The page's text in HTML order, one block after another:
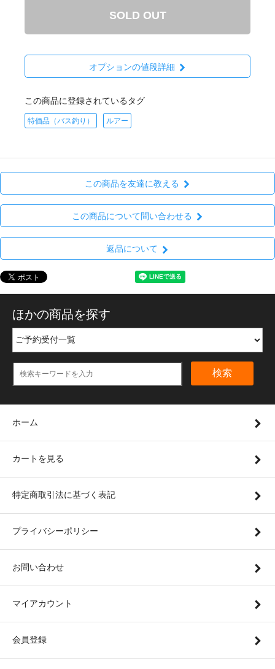
SOLD OUT
オプションの値段詳細
この商品に登録されているタグ
特価品（バス釣り） ルアー
この商品を友達に教える
この商品について問い合わせる
返品について
ほかの商品を探す
検索
ホーム
カートを見る
特定商取引法に基づく表記
プライバシーポリシー
お問い合わせ
マイアカウント
会員登録